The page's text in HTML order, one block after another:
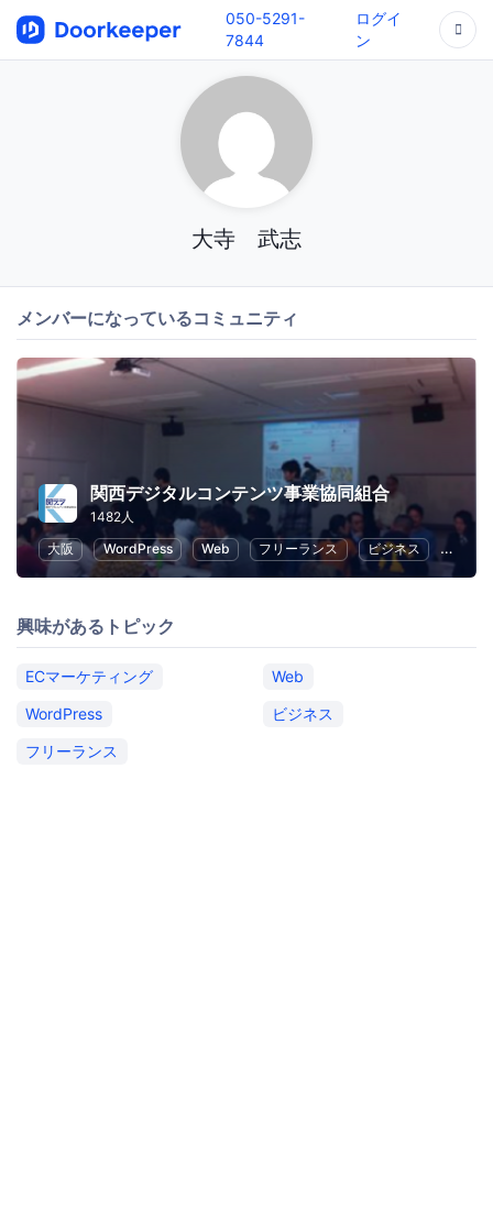
050-5291-
7844
ログイ
ン
大寺 武志
メンバーになっているコミュニティ
関西デジタルコンテンツ事業協同組合
1482人
大阪
WordPress Web フリーランス ビジネス ECマ
興味があるトピック
ECマーケティング
Web
WordPress
ビジネス
フリーランス